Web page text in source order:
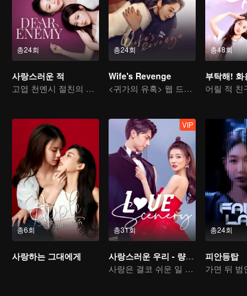
총24회
사랑스러운 적
고엽 천옌시 절친의 복수
총24회
Wife's Revenge
<귀가의 유혹> 웹 드라마 판
총48회
부탁해! 화
총6회
사랑하는 그대에게
총31회
VIP
사랑스러운 우리 - 량신미경호시광
사랑은 결코 쉬운 일 아니야
총24회
피안등탑